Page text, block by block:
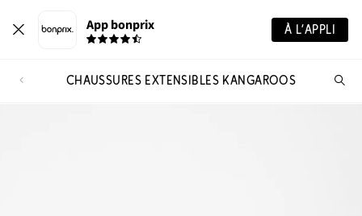
App bonprix À L’APPLI
CHAUSSURES EXTENSIBLES KANGAROOS